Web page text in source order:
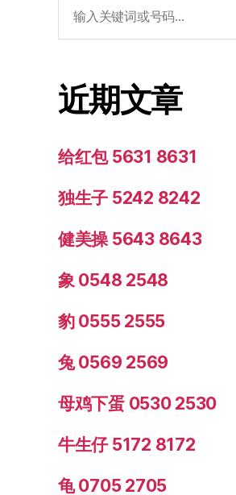
索：
近期文章
给红包 5631 8631
独生子 5242 8242
健美操 5643 8643
象 0548 2548
豹 0555 2555
兔 0569 2569
母鸡下蛋 0530 2530
牛生仔 5172 8172
龟 0705 2705